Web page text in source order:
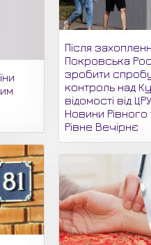
Після
Покровська
зробити
контроль над
відомості від
Новини Рівного
Рівне Вечірнє